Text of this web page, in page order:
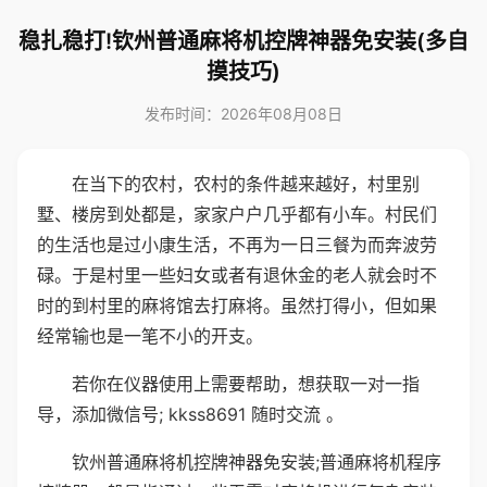
稳扎稳打!钦州普通麻将机控牌神器免安装(多自
摸技巧)
发布时间：2026年08月08日
在当下的农村，农村的条件越来越好，村里别
墅、楼房到处都是，家家户户几乎都有小车。村民们
的生活也是过小康生活，不再为一日三餐为而奔波劳
碌。于是村里一些妇女或者有退休金的老人就会时不
时的到村里的麻将馆去打麻将。虽然打得小，但如果
经常输也是一笔不小的开支。
若你在仪器使用上需要帮助，想获取一对一指
导，添加微信号; kkss8691 随时交流 。
钦州普通麻将机控牌神器免安装;普通麻将机程序